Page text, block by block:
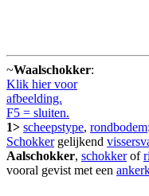
~Waalschokker:
Klik hier voor
afbeelding.
F5 = sluiten.
1> scheepstype, rondbodem
Schokkergelijkend
Aalschokker, schokkerof
vooral gevist met een